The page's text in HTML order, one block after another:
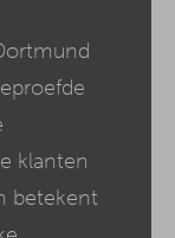
klanten
betekent